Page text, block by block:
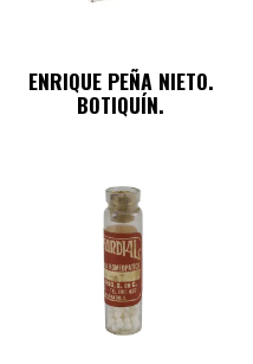
ENRIQUE PEÑA NIETO.
BOTIQUÍN.